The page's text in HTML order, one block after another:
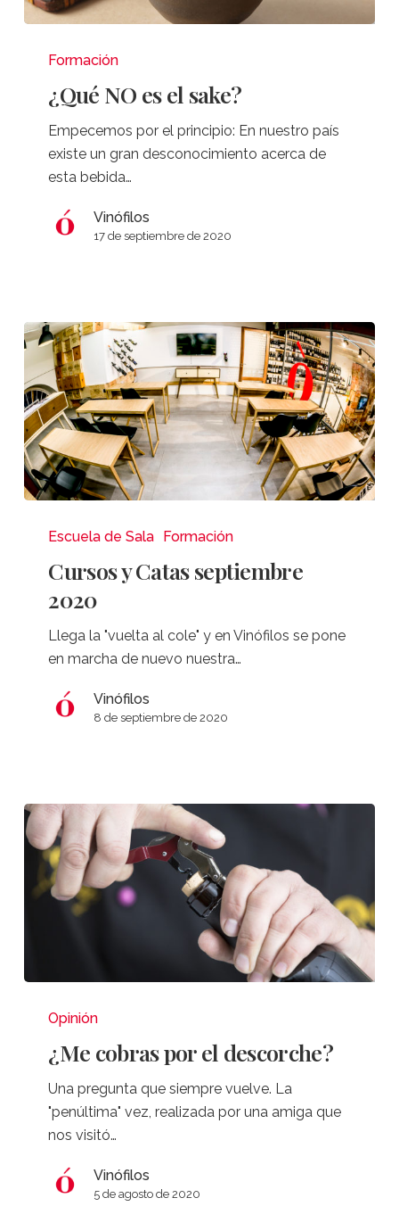
sake?
Formación
¿Qué NO es el sake?
Empecemos por el principio: En nuestro país
existe un gran desconocimiento acerca de
esta bebida…
Vinófilos
17 de septiembre de 2020
septiembre
2020
Escuela de Sala Formación
Cursos y Catas septiembre
2020
Llega la "vuelta al cole" y en Vinófilos se pone
en marcha de nuevo nuestra…
Vinófilos
8 de septiembre de 2020
cobras
descorche?
Opinión
¿Me cobras por el descorche?
Una pregunta que siempre vuelve. La
"penúltima" vez, realizada por una amiga que
nos visitó…
Vinófilos
5 de agosto de 2020